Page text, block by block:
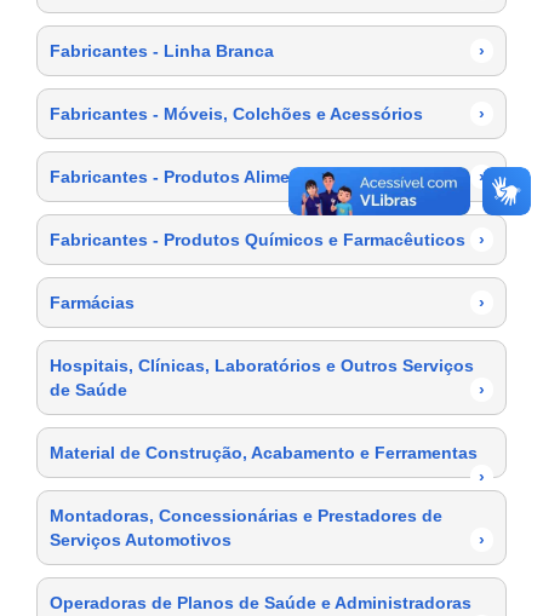
Fabricantes - Linha Branca ›
Fabricantes - Móveis, Colchões e Acessórios ›
Fabricantes - Produtos Alimentícios ›
Fabricantes - Produtos Químicos e Farmacêuticos ›
Farmácias ›
Hospitais, Clínicas, Laboratórios e Outros Serviços
de Saúde
›
Material de Construção, Acabamento e Ferramentas
›
Montadoras, Concessionárias e Prestadores de
Serviços Automotivos
›
Operadoras de Planos de Saúde e Administradoras